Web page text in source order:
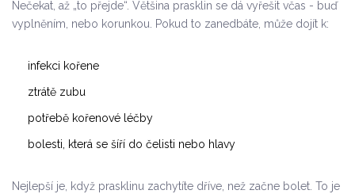
Nečekat, až „to přejde“. Většina prasklin se dá vyřešit včas - buď
vyplněním, nebo korunkou. Pokud to zanedbáte, může dojít k:
infekci kořene
ztrátě zubu
potřebě kořenové léčby
bolesti, která se šíří do čelisti nebo hlavy
Nejlepší je, když prasklinu zachytíte dříve, než začne bolet. To je